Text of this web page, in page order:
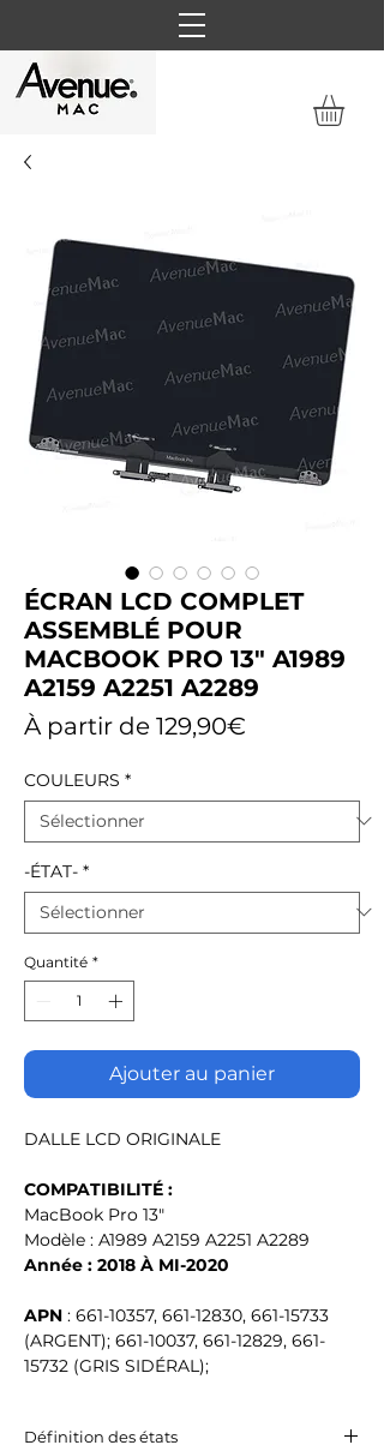
ÉCRAN LCD COMPLET
ASSEMBLÉ POUR
MACBOOK PRO 13" A1989
A2159 A2251 A2289
À partir de 129,90€
COULEURS *
-ÉTAT- *
Quantité *
Ajouter au panier
DALLE LCD ORIGINALE
COMPATIBILITÉ :
MacBook Pro 13"
Modèle : A1989 A2159 A2251 A2289
Année : 2018 À MI-2020
APN : 661-10357, 661-12830, 661-15733
(ARGENT); 661-10037, 661-12829, 661-
15732 (GRIS SIDÉRAL);
Définition des états